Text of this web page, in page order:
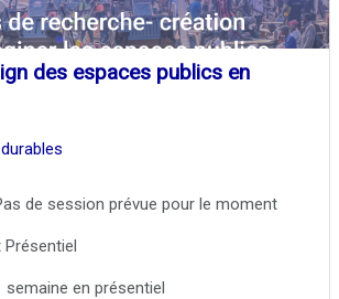
des espaces publics en
de session prévue pour le moment
en présentiel